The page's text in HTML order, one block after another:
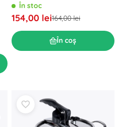
În stoc
154,00 lei164,00 lei
În coș